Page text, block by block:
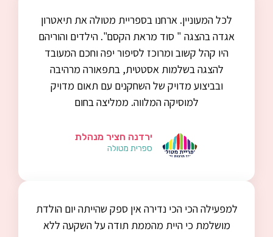
לכל המעוניין. ארחנו בספריית מטולה את תיאטרון
אגדה בהצגה " סוד מראת הקסם". הילדים והוריהם
היו קהל קשוב ומרוכז לסיפור יפה וחכם המעובד
להצגה בשלמות אסטטית, בתפאורה מרהיבה
ובביצוע מדויק של השחקנים עם תאום מדויק
למוסיקה המלווה. ממליצה בחום
ירדנה חציר מנהלת
ספרית מטולה
למפעילה הכי הכי נדירה אין ספק שהייתה יום הולדת
מושלמת כי היית מהממת תודה על השקעה ללא